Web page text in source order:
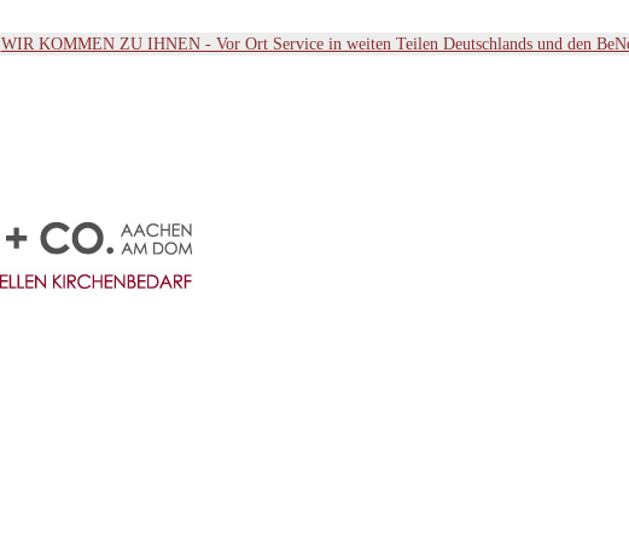
WIR KOMMEN ZU IHNEN - Vor Ort Service in weiten Teilen Deutschlands und den